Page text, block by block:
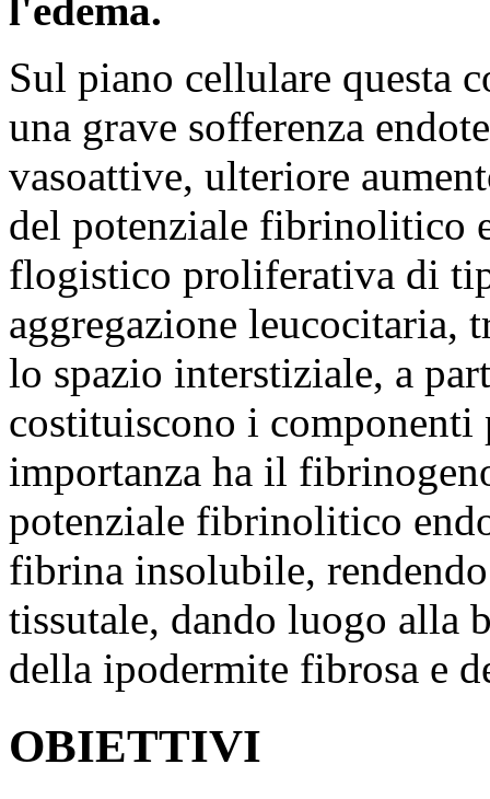
l'edema.
Sul piano cellulare questa
una grave sofferenza
vasoattive, ulteriore
del potenziale fibrinolitico
flogistico proliferativa di
aggregazione leucocitaria,
lo spazio interstiziale, a
costituiscono i
importanza ha il
potenziale fibrinolitico
fibrina insolubile,
tissutale, dando luogo alla
della ipodermite fibrosa e
OBIETTIVI